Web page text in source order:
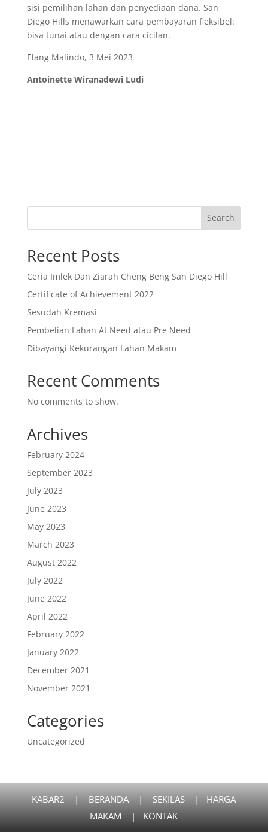
sisi pemilihan lahan dan penyediaan dana. San
Diego Hills menawarkan cara pembayaran fleksibel:
bisa tunai atau dengan cara cicilan.
Elang Malindo, 3 Mei 2023
Antoinette Wiranadewi Ludi
Search
Recent Posts
Ceria Imlek Dan Ziarah Cheng Beng San Diego Hill
Certificate of Achievement 2022
Sesudah Kremasi
Pembelian Lahan At Need atau Pre Need
Dibayangi Kekurangan Lahan Makam
Recent Comments
No comments to show.
Archives
February 2024
September 2023
July 2023
June 2023
May 2023
March 2023
August 2022
July 2022
June 2022
April 2022
February 2022
January 2022
December 2021
November 2021
Categories
Uncategorized
KABAR2 | BERANDA | SEKILAS | HARGA
MAKAM | KONTAK